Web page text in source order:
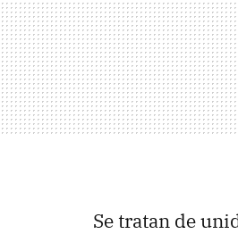
Se tratan de